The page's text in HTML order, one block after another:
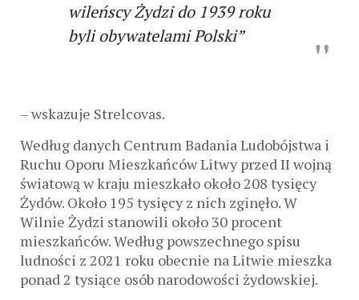
wileńscy Żydzi do 1939 roku
byli obywatelami Polski”
– wskazuje Strelcovas.
Według danych Centrum Badania Ludobójstwa i
Ruchu Oporu Mieszkańców Litwy przed II wojną
światową w kraju mieszkało około 208 tysięcy
Żydów. Około 195 tysięcy z nich zginęło. W
Wilnie Żydzi stanowili około 30 procent
mieszkańców. Według powszechnego spisu
ludności z 2021 roku obecnie na Litwie mieszka
ponad 2 tysiące osób narodowości żydowskiej.